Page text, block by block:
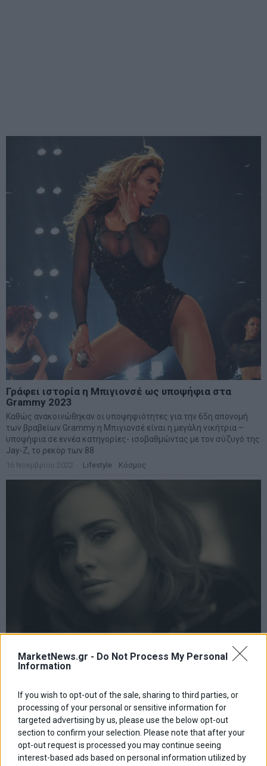
MarketNews.gr - Do Not Process My Personal
Information
If you wish to opt-out of the sale, sharing to third parties, or
processing of your personal or sensitive information for
targeted advertising by us, please use the below opt-out
section to confirm your selection. Please note that after your
opt-out request is processed you may continue seeing
interest-based ads based on personal information utilized by
Γράφει ιστορία η Μπιγιονσέ ως υποψήφια στα
Grammy 2023
Καθώς ανακοινώθηκαν οι υποψηφιότητες για την 65η απονομή
των βραβείων Grammy η Μπιγιονσέ είναι η μεγάλη νικήτρια –
υποψήφια σε εννέα κατηγορίες- ισοβαθμώντας με τον σύζυγό της
Jay-Z, το ρεκόρ των 88
16 Νοεμβρίου 2022 Lifestyle Κόσμος
Adele: Κέρδισε τα τρία κορυφαία βραβεία Grammy
επικρατώντας της Μπιγιονσέ
Μπιγιονσέ
13 Φεβρουαρίου 2017 Lifestyle Κόσμος